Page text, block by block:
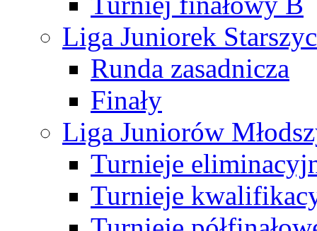
Liga Juniorek
Runda zasadnicza
Finały
Liga Juniorów
Turnieje
Turnieje